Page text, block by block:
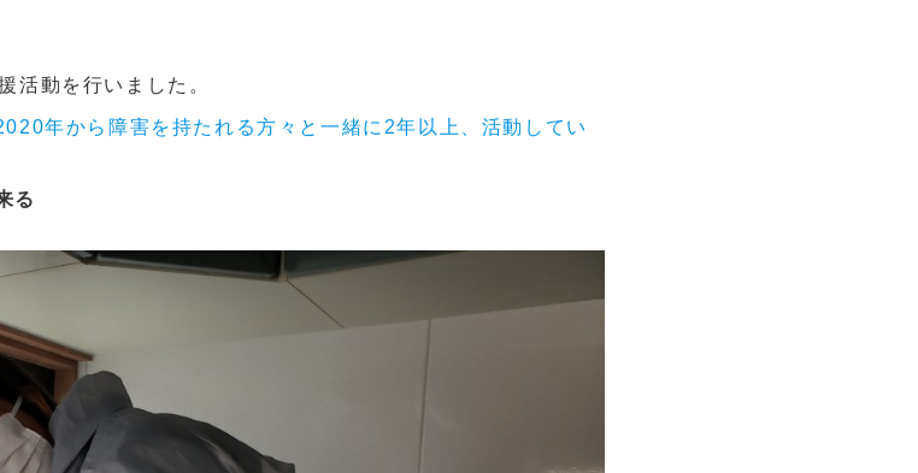
活動を行いました。
年から障害を持たれる方々と一緒に2年以上、活動してい
る